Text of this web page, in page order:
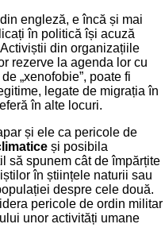
engleză, e încă și mai
în politică își acuză
din organizațiile
rezerve la agenda lor cu
„xenofobie”, poate fi
legate de migrația în
în alte locuri.
și ele ca pericole de
și posibila
să spunem cât de împărțite
în științele naturii sau
despre cele două.
pericole de ordin militar
unor activități umane